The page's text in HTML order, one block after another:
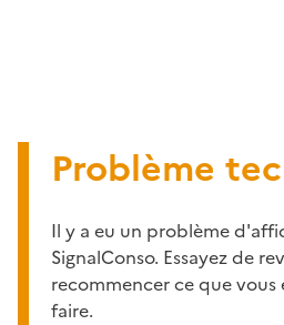
Problème
Il y a eu un problème
SignalConso. Essayez de
recommencer ce que
faire.